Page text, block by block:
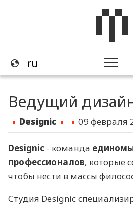
Ведущий
​Designic 09 февраля
Designic - команда
профессионалов, которые
чтобы нести в массы
Студия Designic